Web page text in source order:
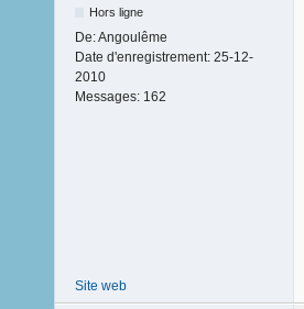
Hors ligne
De:Angoulême
Date d'enregistrement: 25-12-
2010
Messages: 162
Site web